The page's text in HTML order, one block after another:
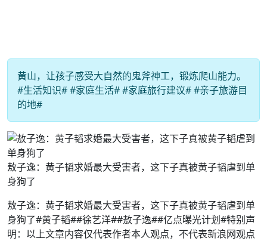
黄山，让孩子感受大自然的鬼斧神工，锻炼爬山能力。
#生活知识# #家庭生活# #家庭旅行建议# #亲子旅游目
的地#
敖子逸：黄子韬求婚最大受害者，这下子真被黄子韬虐到单
身狗了
敖子逸：黄子韬求婚最大受害者，这下子真被黄子韬虐到单
身狗了#黄子韬##徐艺洋##敖子逸##亿点曝光计划#特别声
明：以上文章内容仅代表作者本人观点，不代表新浪网观点